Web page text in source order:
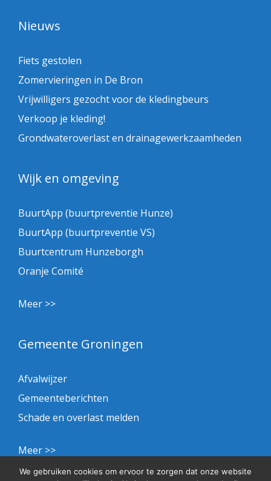
Nieuws
Fiets gestolen
Zomervieringen in De Bron
Vrijwilligers gezocht voor de kledingbeurs
Verkoop je kleding!
Grondwateroverlast en drainagewerkzaamheden
Wijk en omgeving
BuurtApp (buurtpreventie Hunze)
BuurtApp (buurtpreventie VS)
Buurtcentrum Hunzeborgh
Oranje Comité
Meer >>
Gemeente Groningen
Afvalwijzer
Gemeenteberichten
Schade en overlast melden
Meer >>
We gebruiken cookies om ervoor te zorgen dat onze website